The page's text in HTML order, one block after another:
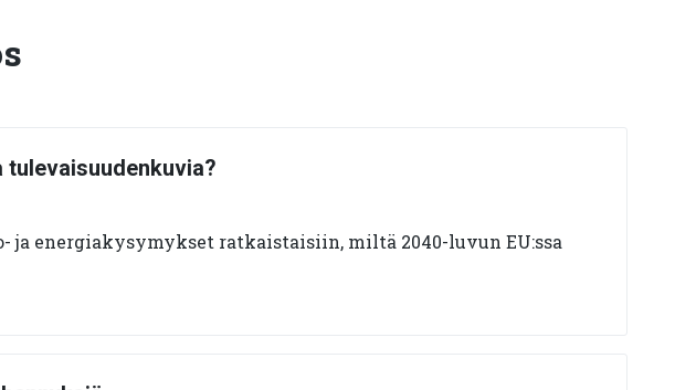
ja energiakysymykset ratkaistaisiin, miltä 2040-luvun EU:ssa